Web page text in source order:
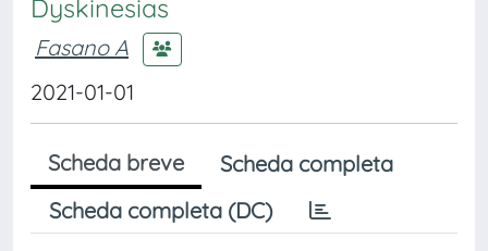
Dyskinesias
Fasano A
2021-01-01
Scheda breve
Scheda completa
Scheda completa (DC)